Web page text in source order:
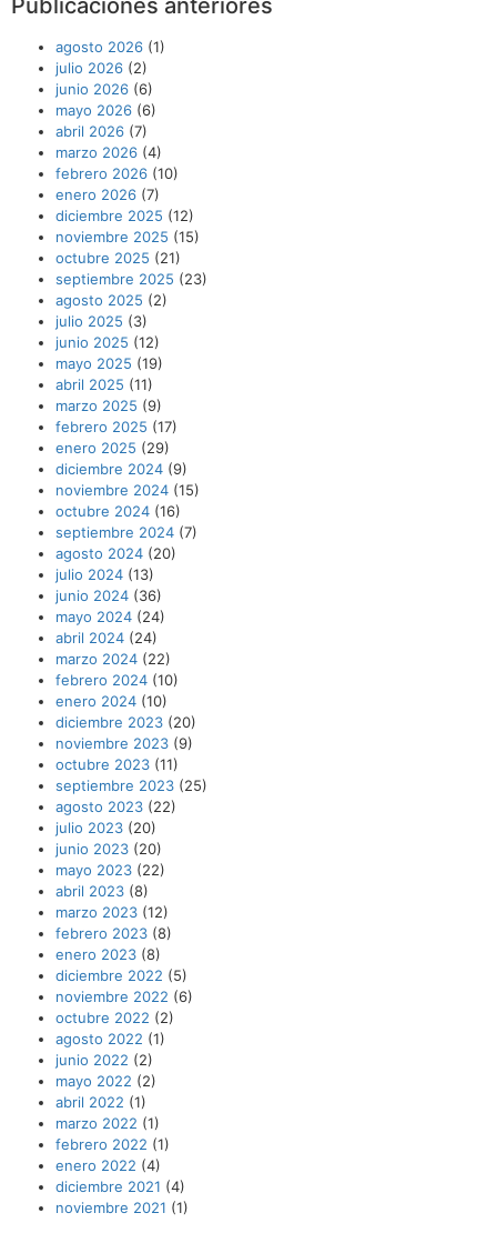
Publicaciones anteriores
agosto 2026 (1)
julio 2026 (2)
junio 2026 (6)
mayo 2026 (6)
abril 2026 (7)
marzo 2026 (4)
febrero 2026 (10)
enero 2026 (7)
diciembre 2025 (12)
noviembre 2025 (15)
octubre 2025 (21)
septiembre 2025 (23)
agosto 2025 (2)
julio 2025 (3)
junio 2025 (12)
mayo 2025 (19)
abril 2025 (11)
marzo 2025 (9)
febrero 2025 (17)
enero 2025 (29)
diciembre 2024 (9)
noviembre 2024 (15)
octubre 2024 (16)
septiembre 2024 (7)
agosto 2024 (20)
julio 2024 (13)
junio 2024 (36)
mayo 2024 (24)
abril 2024 (24)
marzo 2024 (22)
febrero 2024 (10)
enero 2024 (10)
diciembre 2023 (20)
noviembre 2023 (9)
octubre 2023 (11)
septiembre 2023 (25)
agosto 2023 (22)
julio 2023 (20)
junio 2023 (20)
mayo 2023 (22)
abril 2023 (8)
marzo 2023 (12)
febrero 2023 (8)
enero 2023 (8)
diciembre 2022 (5)
noviembre 2022 (6)
octubre 2022 (2)
agosto 2022 (1)
junio 2022 (2)
mayo 2022 (2)
abril 2022 (1)
marzo 2022 (1)
febrero 2022 (1)
enero 2022 (4)
diciembre 2021 (4)
noviembre 2021 (1)